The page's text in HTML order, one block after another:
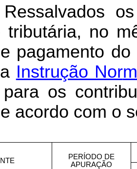
Ressalvados
tributária, no
pagamento
Instrução Norm
os
acordo com o
PERÍODO DE
APURAÇÃO